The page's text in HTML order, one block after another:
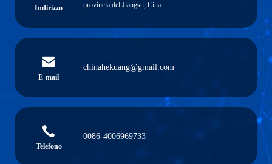
Indirizzo
provincia del Jiangsu, Cina
E-mail
chinahekuang@gmail.com
Telefono
0086-4006969733